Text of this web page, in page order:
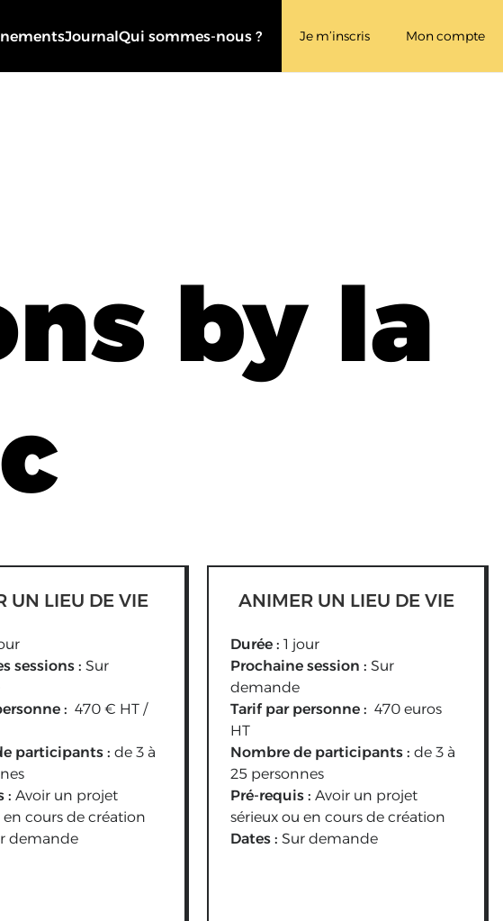
JournalQui sommes-nous ? Je m’inscris Mon compte
by la
UN LIEU DE VIE
sessions : Sur
: 470 € HT /
participants : de 3 à
: Avoir un projet
en cours de création
demande
ANIMER UN LIEU DE VIE
Durée : 1 jour
Prochaine session : Sur
demande
Tarif par personne : 470 euros
HT
Nombre de participants : de 3 à
25 personnes
Pré-requis : Avoir un projet
sérieux ou en cours de création
Dates : Sur demande